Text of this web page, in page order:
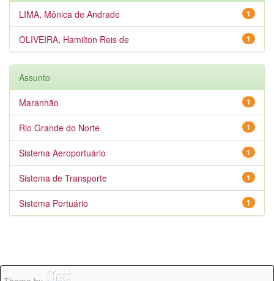
1
LIMA, Mônica de Andrade
1
OLIVEIRA, Hamilton Reis de
Assunto
1
Maranhão
1
Rio Grande do Norte
1
Sistema Aeroportuário
1
Sistema de Transporte
1
Sistema Portuário